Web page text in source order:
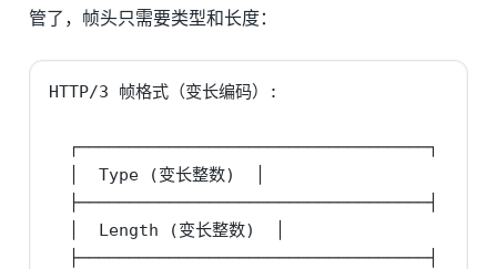
管了，帧头只需要类型和长度：
HTTP/3 帧格式（变长编码）:
  ┌───────────────────────────────────┐
  │  Type (变长整数)  │
  ├───────────────────────────────────┤
  │  Length (变长整数)  │
  ├───────────────────────────────────┤